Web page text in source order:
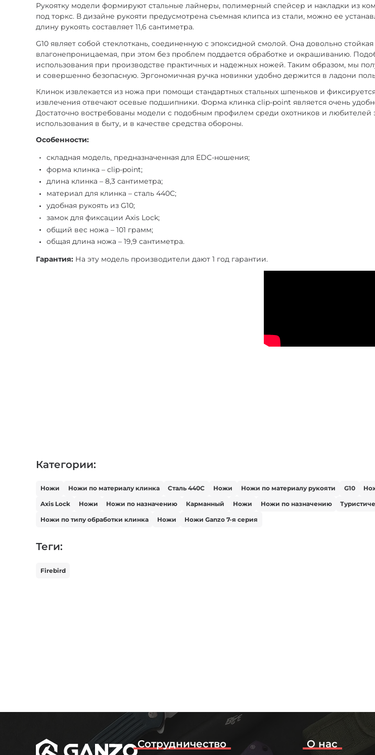
Рукоятку модели формируют стальные лайнеры, полимерный спейсер и накладки из
под торкс. В дизайне рукояти предусмотрена съемная клипса из стали, можно ее
длину рукоять составляет 11,6 сантиметра.
G10 являет собой стеклоткань, соединенную с эпоксидной смолой. Она довольно
влагонепроницаемая, при этом без проблем поддается обработке и окрашиванию.
использования при производстве практичных и надежных ножей. Таким образом, мы
и совершенно безопасную. Эргономичная ручка новинки удобно держится в ладони
Клинок извлекается из ножа при помощи стандартных стальных шпеньков и
извлечения отвечают осевые подшипники. Форма клинка clip-point является очень
Достаточно востребованы модели с подобным профилем среди охотников и любителей
использования в быту, и в качестве средства обороны.
Особенности:
складная модель, предназначенная для EDC-ношения;
форма клинка – clip-point;
длина клинка – 8,3 сантиметра;
материал для клинка – сталь 440С;
удобная рукоять из G10;
замок для фиксации Axis Lock;
общий вес ножа – 101 грамм;
общая длина ножа – 19,9 сантиметра.
Гарантия: На эту модель производители дают 1 год гарантии.
Категории:
Ножи Ножи по материалу клинка Сталь 440С Ножи Ножи по материалу рукояти G10
Axis Lock Ножи Ножи по назначению Карманный Ножи Ножи по назначению
Ножи по типу обработки клинка Ножи Ножи Ganzo 7-я серия
Теги:
Firebird
О нас
Сотрудничество